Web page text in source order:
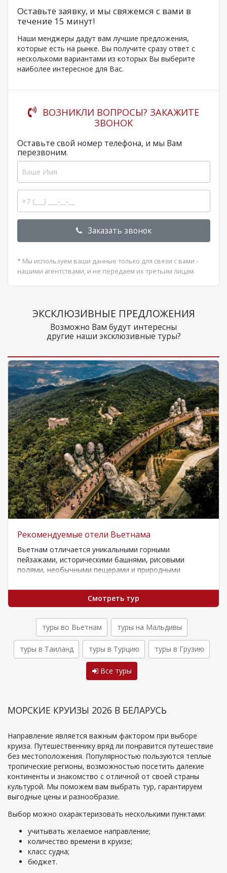
Оставьте заявку, и мы свяжемся с вами в
течение 15 минут!
Наши менджеры дадут вам лучшие предложения,
которые есть на рынке. Вы получите сразу ответ с
несколькоми вариантами из которых Вы выберите
наиболее интересное для Вас.
ВОЗНИКЛИ ВОПРОСЫ? ЗАКАЖИТЕ
ЗВОНОК
Оставьте свой номер телефона, и мы Вам
перезвоним.
Заказать звонок
* Мы используем ваши данные только для связи с вами -
нашими агентствами, и не передаем их третьим лицам.
ЭКСКЛЮЗИВНЫЕ ПРЕДЛОЖЕНИЯ
Возможно Вам будут интересны
другие наши эксклюзивные туры?
Рекомендуемые отели Вьетнама
Вьетнам отличается уникальными горными
пейзажами, историческими башнями, рисовыми
полями, необычными пещерами и природными
путешествовать в…
Смотреть тур
туры во Вьетнам туры на Мальдивы
туры в Таиланд туры в Турцию туры в Грузию
Все туры
МОРСКИЕ КРУИЗЫ 2026 В БЕЛАРУСЬ
Направление является важным фактором при выборе
круиза. Путешественнику вряд ли понравится путешествие
без местоположения. Популярностью пользуются теплые
тропические регионы, возможностью посетить далекие
континенты и знакомство с отличной от своей страны
культурой. Мы поможем вам выбрать тур, гарантируем
выгодные цены и разнообразие.
Выбор можно охарактеризовать несколькими пунктами:
учитывать желаемое направление;
количество времени в круизе;
класс судна;
бюджет.